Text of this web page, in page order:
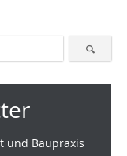
und Baupraxis